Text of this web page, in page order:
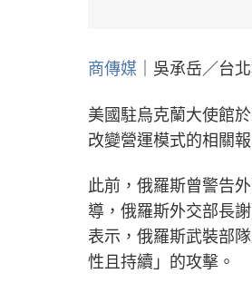
商傳媒 ｜吳承岳／台
美國駐烏克蘭大使館
改變營運模式的相關
此前，俄羅斯曾警告
導，俄羅斯外交部長
表示，俄羅斯武裝部
性且持續」的攻擊。